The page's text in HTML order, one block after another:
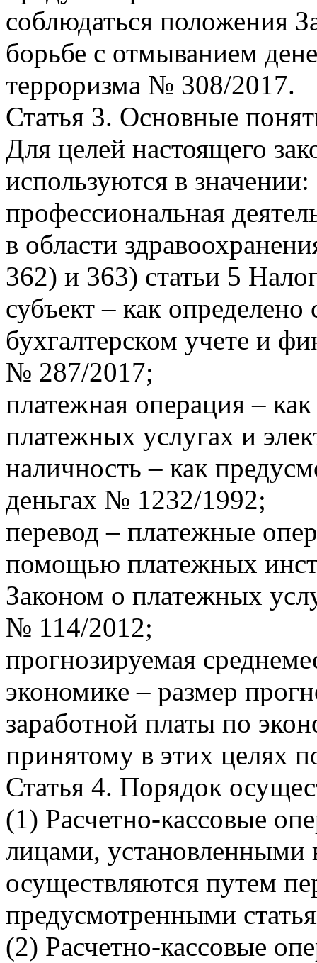
соблюдаться положения
борьбе с отмыванием
терроризма № 308/2017.
Статья 3. Основные
Для целей настоящего
используются в значении:
профессиональная
в области
362) и 363) статьи 5
субъект – как
бухгалтерском учете и
№ 287/2017;
платежная операция –
платежных услугах и
наличность – как
деньгах № 1232/1992;
перевод – платежные
помощью платежных
Законом о платежных
№ 114/2012;
прогнозируемая
экономике – размер
заработной платы по
принятому в этих целях
Статья 4. Порядок
(1) Расчетно-кассовые
лицами, установленными
осуществляются путем
предусмотренными
(2) Расчетно-кассовые